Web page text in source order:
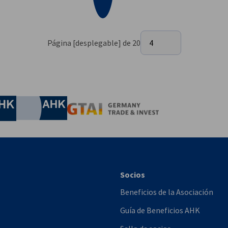
Página 4[desplegable] de 20
Página [desplegable] de 20
Seleccionar página
4
of Commerce and Industry
Chamber of Commerce and Industry
AHK.de
Germany Trade &
Socios
Beneficios de la Asociación
Guía de Beneficios AHK